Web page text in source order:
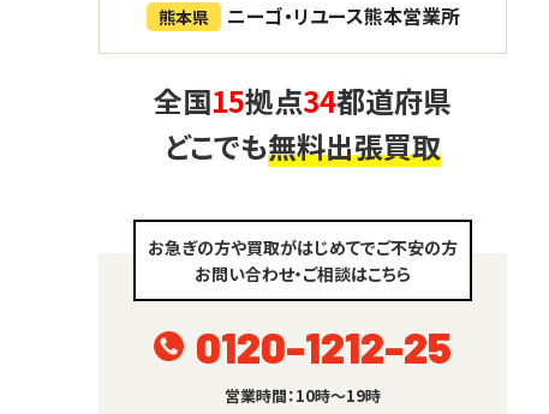
熊本県 ニーゴ・リユース熊本営業所
全国15拠点34都道府県
どこでも無料出張買取
お急ぎの方や買取がはじめてでご不安の方
お問い合わせ・ご相談はこちら
0120-1212-25
営業時間：10時～19時